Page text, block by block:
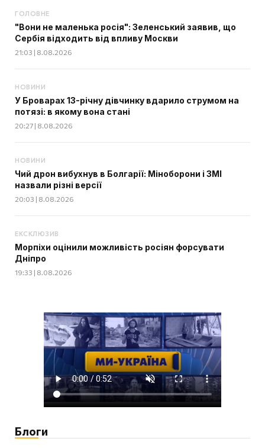
ГОЛОВНЕ
"Вони не маленька росія": Зеленський заявив, що
Сербія відходить від впливу Москви
21:03 | 8.08.2026
НОВИНИ
У Броварах 13-річну дівчинку вдарило струмом на
потязі: в якому вона стані
20:27 | 8.08.2026
НОВИНИ
Чий дрон вибухнув в Болгарії: Міноборони і ЗМІ
назвали різні версії
20:03 | 8.08.2026
ЕКСКЛЮЗИВ
Морпіхи оцінили можливість росіян форсувати
Дніпро
19:33 | 8.08.2026
Блоги